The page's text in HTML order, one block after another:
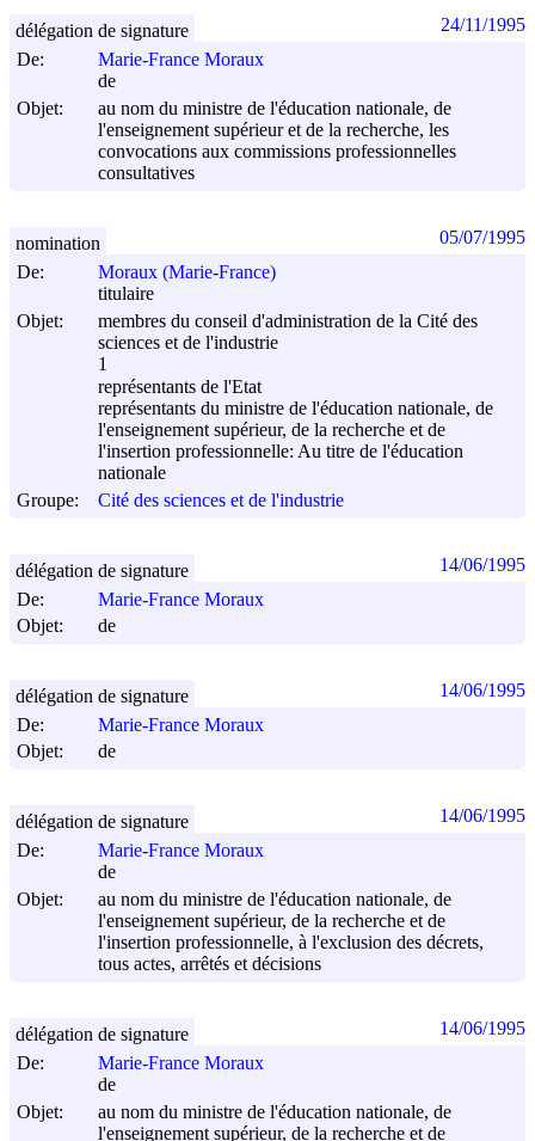
De:
Marie-France Moraux
de
Objet:
au nom du ministre de l'éducation nationale, de
l'enseignement supérieur et de la recherche, les
convocations aux commissions professionnelles
consultatives
délégation de signature 24/11/1995
De:
Moraux (Marie-France)
titulaire
Objet:
membres du conseil d'administration de la Cité des
sciences et de l'industrie
1
représentants de l'Etat
représentants du ministre de l'éducation nationale, de
l'enseignement supérieur, de la recherche et de
l'insertion professionnelle: Au titre de l'éducation
nationale
Groupe:
Cité des sciences et de l'industrie
nomination 05/07/1995
De:
Marie-France Moraux
Objet:
de
délégation de signature 14/06/1995
De:
Marie-France Moraux
Objet:
de
délégation de signature 14/06/1995
De:
Marie-France Moraux
de
Objet:
au nom du ministre de l'éducation nationale, de
l'enseignement supérieur, de la recherche et de
l'insertion professionnelle, à l'exclusion des décrets,
tous actes, arrêtés et décisions
délégation de signature 14/06/1995
De:
Marie-France Moraux
de
Objet:
au nom du ministre de l'éducation nationale, de
l'enseignement supérieur, de la recherche et de
délégation de signature 14/06/1995